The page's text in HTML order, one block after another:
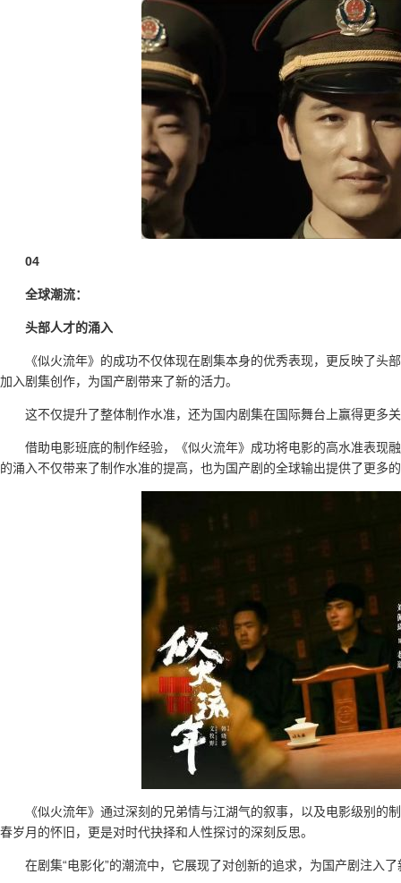
04
全球潮流：
头部人才的涌入
《似火流年》的成功不仅体现在剧集本身的优秀表现，更反映了头
加入剧集创作，为国产剧带来了新的活力。
这不仅提升了整体制作水准，还为国内剧集在国际舞台上赢得更多
借助电影班底的制作经验，《似火流年》成功将电影的高水准表现
的涌入不仅带来了制作水准的提高，也为国产剧的全球输出提供了更多
《似火流年》通过深刻的兄弟情与江湖气的叙事，以及电影级别
春岁月的怀旧，更是对时代抉择和人性探讨的深刻反思。
在剧集“电影化”的潮流中，它展现了对创新的追求，为国产剧注入